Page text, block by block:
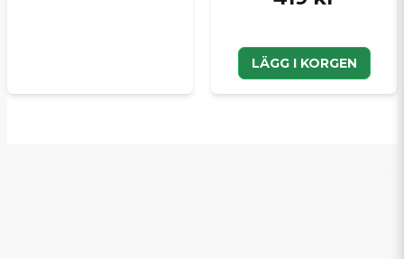
LÄGG I KORGEN